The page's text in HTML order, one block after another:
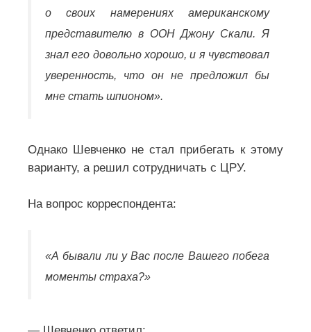
о своих намерениях американскому
представителю в ООН Джону Скали. Я
знал его довольно хорошо, и я чувствовал
уверенность, что он не предложил бы
мне стать шпионом».
Однако Шевченко не стал прибегать к этому
варианту, а решил сотрудничать с ЦРУ.
На вопрос корреспондента:
«А бывали ли у Вас после Вашего побега
моменты страха?»